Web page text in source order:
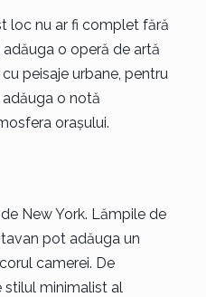
loc nu ar fi complet fără
o operă de artă
peisaje urbane, pentru
o notă
orașului.
New York. Lămpile de
pot adăuga un
camerei. De
stilul minimalist al